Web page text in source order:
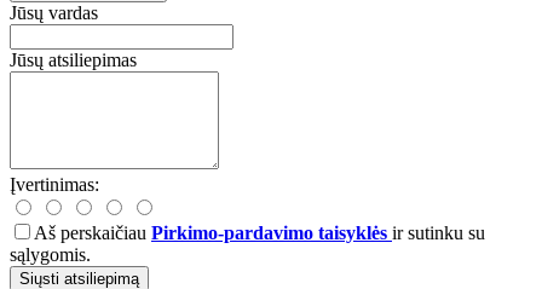
Jūsų vardas
Jūsų atsiliepimas
Įvertinimas:
Aš perskaičiau Pirkimo-pardavimo taisyklės ir sutinku su
sąlygomis.
Siųsti atsiliepimą